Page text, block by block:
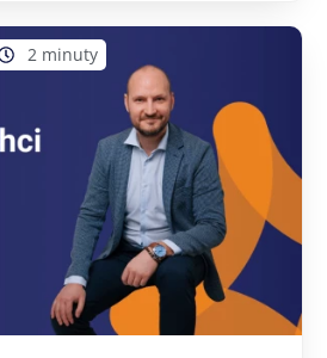
2 minuty